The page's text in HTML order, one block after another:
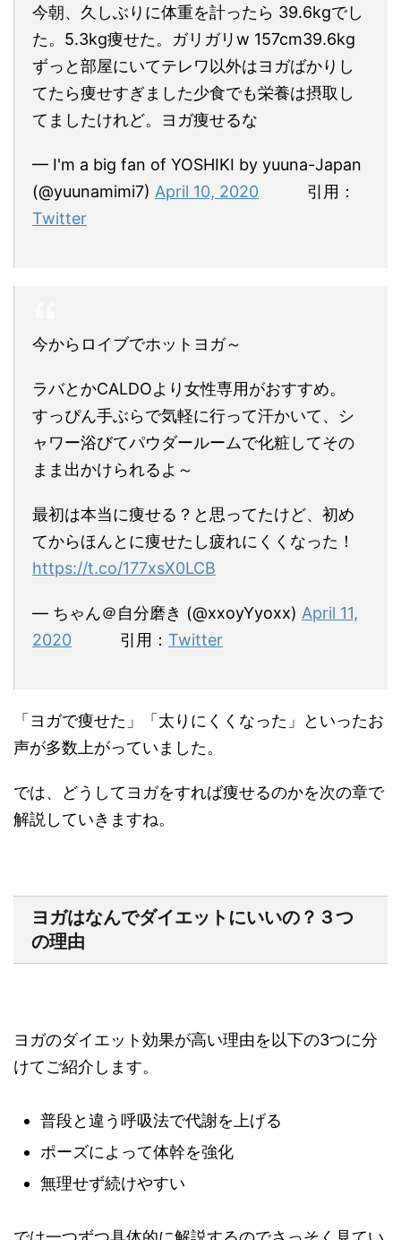
今朝、久しぶりに体重を計ったら 39.6kgでし
た。5.3kg痩せた。ガリガリw 157cm39.6kg
ずっと部屋にいてテレワ以外はヨガばかりし
てたら痩せすぎました少食でも栄養は摂取し
てましたけれど。ヨガ痩せるな
— I'm a big fan of YOSHIKI by yuuna-Japan
(@yuunamimi7) April 10, 2020 引用：
Twitter
今からロイブでホットヨガ～
ラバとかCALDOより女性専用がおすすめ。
すっぴん手ぶらで気軽に行って汗かいて、シ
ャワー浴びてパウダールームで化粧してその
まま出かけられるよ～
最初は本当に痩せる？と思ってたけど、初め
てからほんとに痩せたし疲れにくくなった！
https://t.co/177xsX0LCB
— ちゃん＠自分磨き (@xxoyYyoxx) April 11,
2020 引用： Twitter
「ヨガで痩せた」「太りにくくなった」といったお
声が多数 上がっていました。
では、どうしてヨガをすれば痩せるのかを次の章で
解説していきますね。
ヨガはなんでダイエットにいいの？３つ
の理由
ヨガのダイエット効果が高い理由を以下の3つに分
けてご紹介します。
普段と違う呼吸法で代謝を上げる
ポーズによって体幹を強化
無理せず続けやすい